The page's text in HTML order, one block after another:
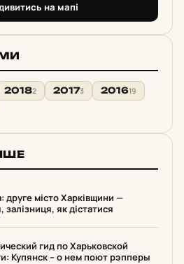
на мапі
20182 20173 201619
друге місто Харківщини —
залізниця, як дістатися
гид по Харьковской
Купянск – о нем поют рэпперы